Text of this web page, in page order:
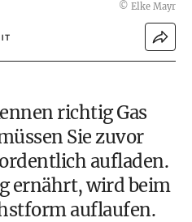
© Elke Mayr
richtig Gas
Sie zuvor
aufladen.
ernährt, wird beim
auflaufen.